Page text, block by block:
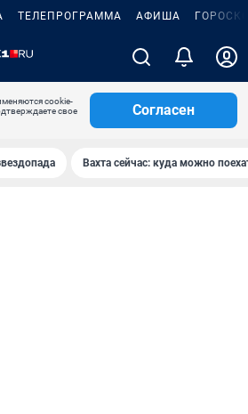
ТЕЛЕПРОГРАММА АФИША
cookie-
свое
Согласен
Вахта сейчас: куда можно